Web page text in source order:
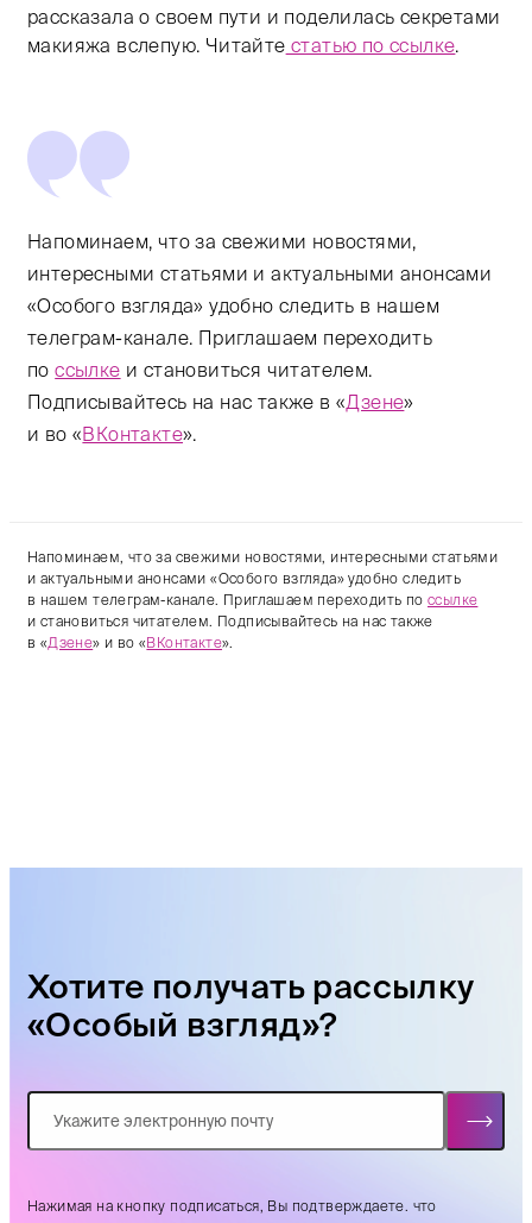
рассказала о своем пути и поделилась секретами
макияжа вслепую. Читайте статью по ссылке.
Напоминаем, что за свежими новостями,
интересными статьями и актуальными анонсами
«Особого взгляда» удобно следить в нашем
телеграм-канале. Приглашаем переходить
поссылке и становиться читателем.
Подписывайтесь на нас также в «Дзене»
и во «ВКонтакте».
Напоминаем, что за свежими новостями, интересными статьями
и актуальными анонсами «Особого взгляда» удобно следить
в нашем телеграм-канале. Приглашаем переходить по ссылке
и становиться читателем. Подписывайтесь на нас также
в «Дзене» и во «ВКонтакте».
Хотите получать рассылку
«Особый взгляд»?
Нажимая на кнопку подписаться, Вы подтверждаете. что